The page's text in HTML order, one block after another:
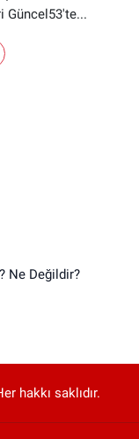
Güncel53'te...
Ne Değildir?
hakkı saklıdır.